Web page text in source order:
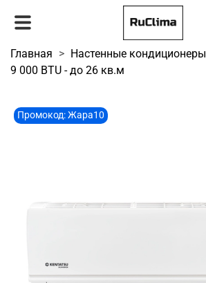
Главная Настенные кондиционеры
9 000 BTU - до 26 кв.м
Промокод: Жара10